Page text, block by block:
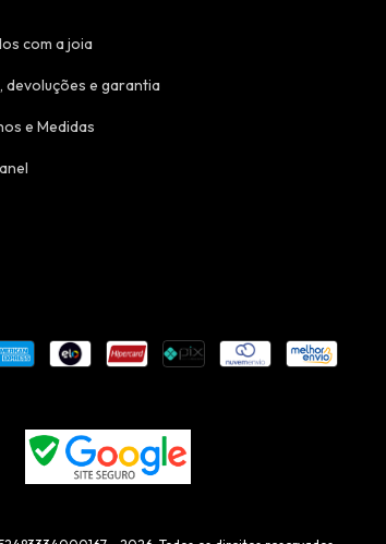
com a joia
devoluções e garantia
e Medidas